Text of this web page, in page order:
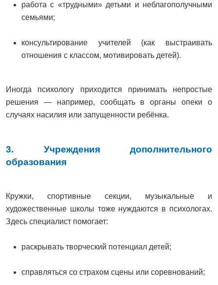
работа с «трудными» детьми и неблагополучными
семьями;
консультирование учителей (как выстраивать
отношения с классом, мотивировать детей).
Иногда психологу приходится принимать непростые
решения — например, сообщать в органы опеки о
случаях насилия или запущенности ребёнка.
3. Учреждения дополнительного
образования
Кружки, спортивные секции, музыкальные и
художественные школы тоже нуждаются в психологах.
Здесь специалист помогает:
раскрывать творческий потенциал детей;
справляться со страхом сцены или соревнований;